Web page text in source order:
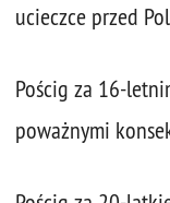
ucieczce przed
Pościg za 16-
poważnymi